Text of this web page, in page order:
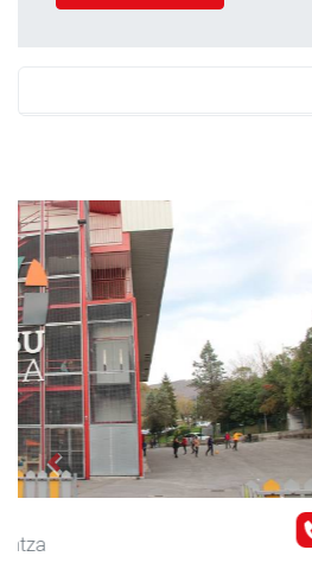
Amasa-Villabona
Previous